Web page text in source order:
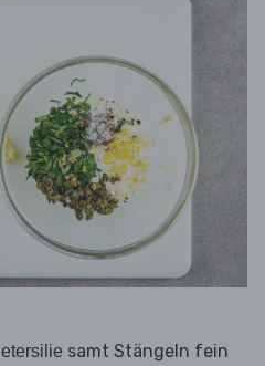
samt Stängeln fein